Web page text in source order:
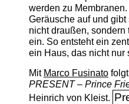
werden zu
Geräusche auf und
nicht draußen, sondern
ein. So entsteht ein
ein Haus, das nicht nur
Mit Marco Fusinatofolgt
PRESENT – Prince
Heinrich von Kleist.